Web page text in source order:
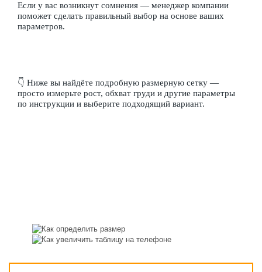
Если у вас возникнут сомнения — менеджер компании
поможет сделать правильный выбор на основе ваших
параметров.
👇 Ниже вы найдёте подробную размерную сетку —
просто измерьте рост, обхват груди и другие параметры
по инструкции и выберите подходящий вариант.